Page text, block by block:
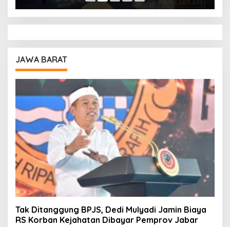
JAWA BARAT
Tak Ditanggung BPJS, Dedi Mulyadi Jamin Biaya
RS Korban Kejahatan Dibayar Pemprov Jabar